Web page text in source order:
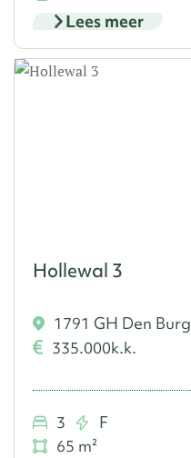
Lees meer
Hollewal 3
1791 GH Den Burg
335.000k.k.
3
F
65 m²